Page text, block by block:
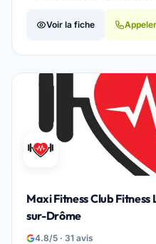
Voir la fiche Appeler
Maxi Fitness Club
sur-Drôme
4.8/5 · 31 avis